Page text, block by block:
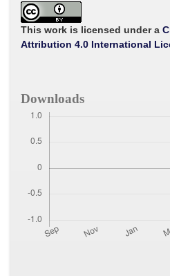
b
o
o
k
r
p
p
This work is licensed under a
Attribution 4.0 International
Downloads